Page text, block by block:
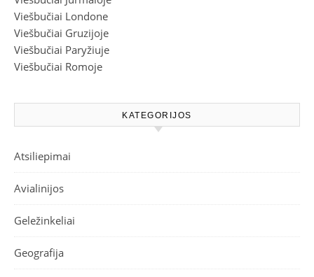
Viešbučiai Londone
Viešbučiai Gruzijoje
Viešbučiai Paryžiuje
Viešbučiai Romoje
KATEGORIJOS
Atsiliepimai
Avialinijos
Geležinkeliai
Geografija